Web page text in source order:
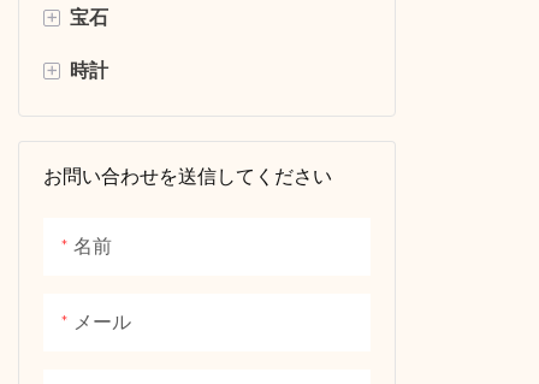
金モイサナイト
S925シルバーモイサナイト
S925シルバージェムストーン
CVDダイヤモンド
HPHTダイヤモンド
白いモイサナイト
色付きのモイサナイト
+ 宝石
ラボの宝石
半価値
+ 時計
ダイヤモンドウォッチ
ラボダイヤモンドウォッチ
お問い合わせを送信してください
名前
メール